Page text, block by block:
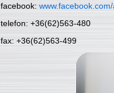
facebook:
telefon: +36(62)563-480
fax: +36(62)563-499